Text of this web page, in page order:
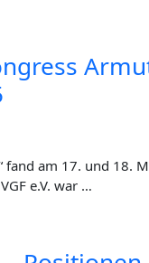
fand am 17. und
e.V. war …